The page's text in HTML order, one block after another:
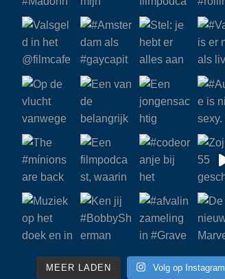
MEER LADEN Volg op Instagram